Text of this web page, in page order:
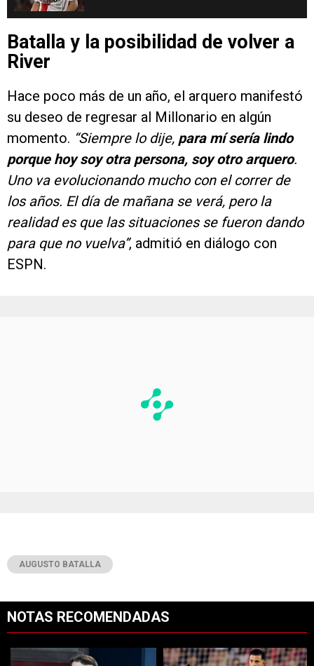
Batalla y la posibilidad de volver a
River
Hace poco más de un año, el arquero manifestó
su deseo de regresar al Millonario en algún
momento. “Siempre lo dije, para mí sería lindo
porque hoy soy otra persona, soy otro arquero.
Uno va evolucionando mucho con el correr de
los años. El día de mañana se verá, pero la
realidad es que las situaciones se fueron dando
para que no vuelva”, admitió en diálogo con
ESPN.
AUGUSTO BATALLA
NOTAS RECOMENDADAS
Un artículo de tendencia con el título "Coudet tras la derrota ante
Un artículo de tendencia con el